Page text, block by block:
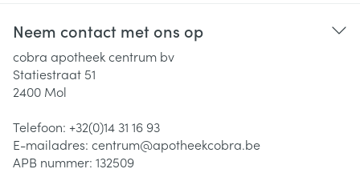
Neem contact met ons op
cobra apotheek centrum bv
Statiestraat 51
2400 Mol
Telefoon: +32(0)14 31 16 93
E-mailadres: centrum@apotheekcobra.be
APB nummer: 132509